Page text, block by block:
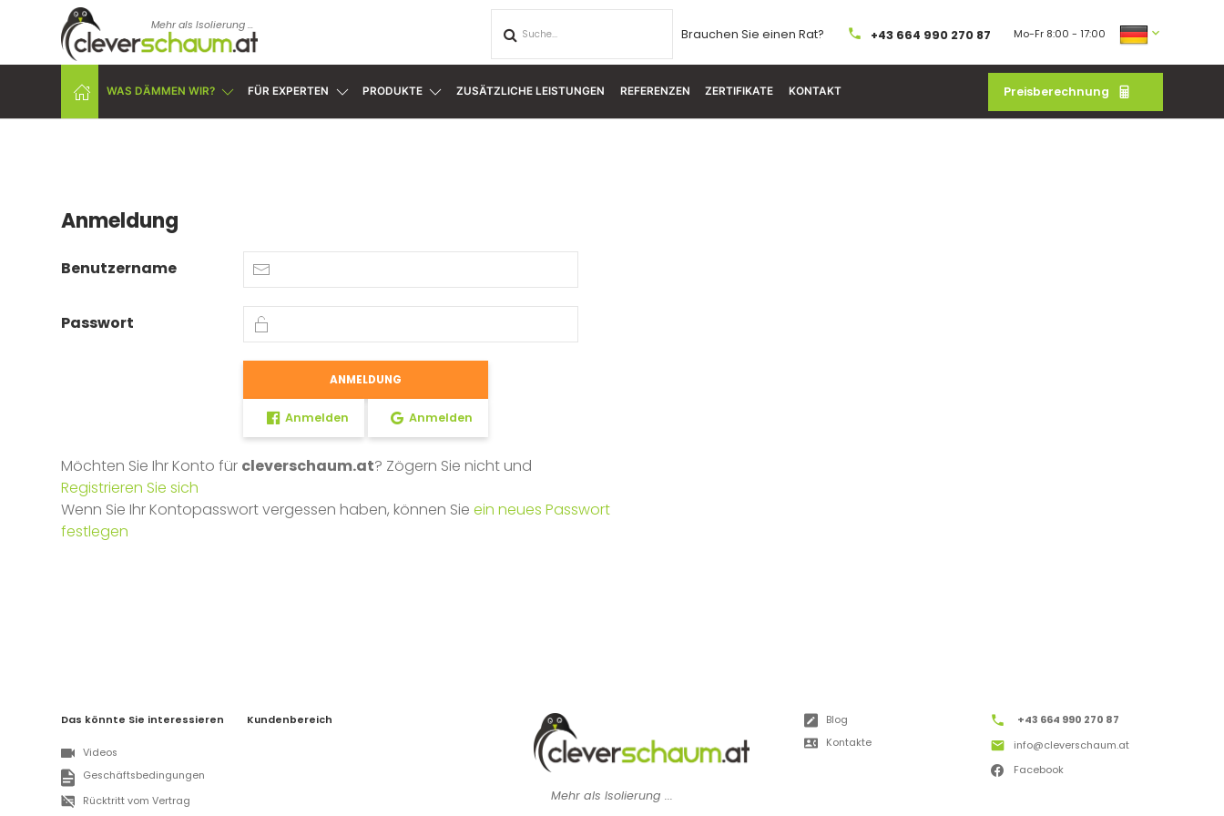
Mehr als Isolierung ...
Brauchen Sie einen Rat? +43 664 990 270 87 Mo-Fr 8:00 - 17:00
WAS DÄMMEN WIR? FÜR EXPERTEN PRODUKTE ZUSÄTZLICHE LEISTUNGEN REFERENZEN ZERTIFIKATE KONTAKT Preisberechnung
Anmeldung
Benutzername
Passwort
Anmelden Anmelden
Möchten Sie Ihr Konto für cleverschaum.at? Zögern Sie nicht und
Registrieren Sie sich
Wenn Sie Ihr Kontopasswort vergessen haben, können Sieein neues Passwort
festlegen
Das könnte Sie interessieren
Videos
Geschäftsbedingungen
Rücktritt vom Vertrag
Kundenbereich
Mehr als Isolierung ...
Blog
Kontakte
+43 664 990 270 87
info@cleverschaum.at
Facebook